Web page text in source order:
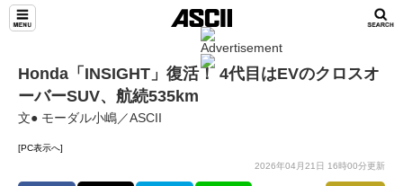
Honda「INSIGHT」復活！ 4代目はEVのクロスオ
ーバーSUV、航続535km
文● モーダル小嶋／ASCII
[PC表示へ]
2026年04月21日 16時00分更新